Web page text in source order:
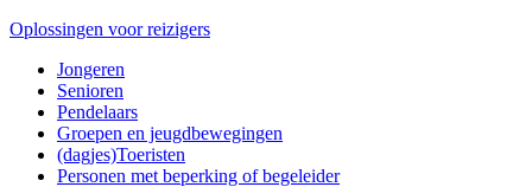
Oplossingen voor reizigers
Jongeren
Senioren
Pendelaars
Groepen en jeugdbewegingen
(dagjes)Toeristen
Personen met beperking of begeleider